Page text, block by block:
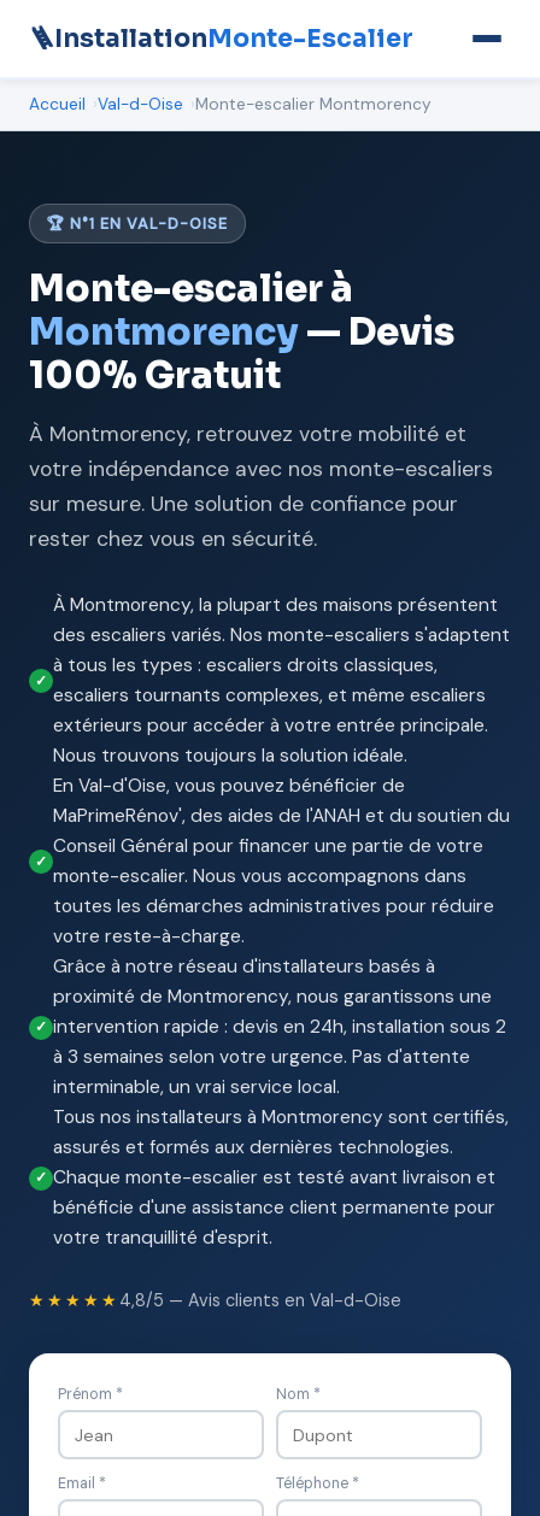
🪜InstallationMonte-Escalier
Accueil Val-d-Oise Monte-escalier Montmorency
🏆 N°1 EN VAL-D-OISE
Monte-escalier à
Montmorency— Devis
100% Gratuit
À Montmorency, retrouvez votre mobilité et
votre indépendance avec nos monte-escaliers
sur mesure. Une solution de confiance pour
rester chez vous en sécurité.
À Montmorency, la plupart des maisons présentent
des escaliers variés. Nos monte-escaliers s'adaptent
à tous les types : escaliers droits classiques,
escaliers tournants complexes, et même escaliers
extérieurs pour accéder à votre entrée principale.
Nous trouvons toujours la solution idéale.
En Val-d'Oise, vous pouvez bénéficier de
MaPrimeRénov', des aides de l'ANAH et du soutien du
Conseil Général pour financer une partie de votre
monte-escalier. Nous vous accompagnons dans
toutes les démarches administratives pour réduire
votre reste-à-charge.
Grâce à notre réseau d'installateurs basés à
proximité de Montmorency, nous garantissons une
intervention rapide : devis en 24h, installation sous 2
à 3 semaines selon votre urgence. Pas d'attente
interminable, un vrai service local.
Tous nos installateurs à Montmorency sont certifiés,
assurés et formés aux dernières technologies.
Chaque monte-escalier est testé avant livraison et
bénéficie d'une assistance client permanente pour
votre tranquillité d'esprit.
★★★★★ 4,8/5 — Avis clients en Val-d-Oise
Prénom * Nom *
Email * Téléphone *